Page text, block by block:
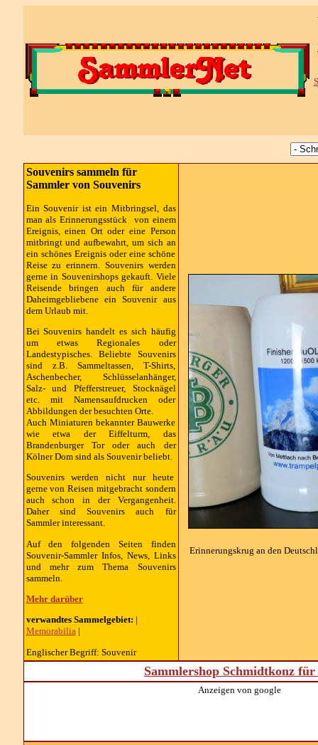
Souvenirs sammeln für
Sammler von Souvenirs
Ein Souvenir ist ein Mitbringsel, das
man als Erinnerungsstück von einem
Ereignis, einen Ort oder eine Person
mitbringt und aufbewahrt, um sich an
ein schönes Ereignis oder eine schöne
Reise zu erinnern. Souvenirs werden
gerne in Souvenirshops gekauft. Viele
Reisende bringen auch für andere
Daheimgebliebene ein Souvenir aus
dem Urlaub mit.
Bei Souvenirs handelt es sich häufig
um etwas Regionales oder
Landestypisches. Beliebte Souvenirs
sind z.B. Sammeltassen, T-Shirts,
Aschenbecher, Schlüsselanhänger,
Salz- und Pfefferstreuer, Stocknägel
etc. mit Namensaufdrucken oder
Abbildungen der besuchten Orte.
Auch Miniaturen bekannter Bauwerke
wie etwa der Eiffelturm, das
Brandenburger Tor oder auch der
Kölner Dom sind als Souvenir beliebt.
Souvenirs werden nicht nur heute
gerne von Reisen mitgebracht sondern
auch schon in der Vergangenheit.
Daher sind Souvenirs auch für
Sammler interessant.
Auf den folgenden Seiten finden
Souvenir-Sammler Infos, News, Links
und mehr zum Thema Souvenirs
sammeln.
Mehr darüber
verwandtes Sammelgebiet: |
Memorabilia|
Englischer Begriff: Souvenir
Erinnerungskrug an den
Sammlershop Schmidtkonz
Anzeigen von google